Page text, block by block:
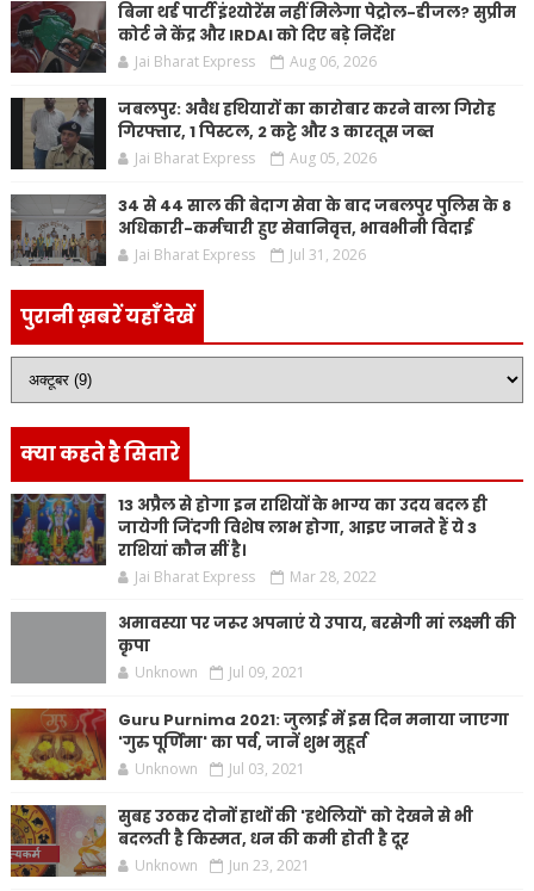
बिना थर्ड पार्टी इंश्योरेंस नहीं मिलेगा पेट्रोल-डीजल? सुप्रीम
कोर्ट ने केंद्र और IRDAI को दिए बड़े निर्देश
Jai Bharat Express Aug 06, 2026
जबलपुर: अवैध हथियारों का कारोबार करने वाला गिरोह
गिरफ्तार, 1 पिस्टल, 2 कट्टे और 3 कारतूस जब्त
Jai Bharat Express Aug 05, 2026
34 से 44 साल की बेदाग सेवा के बाद जबलपुर पुलिस के 8
अधिकारी-कर्मचारी हुए सेवानिवृत्त, भावभीनी विदाई
Jai Bharat Express Jul 31, 2026
पुरानी ख़बरें यहाँ देखें
क्या कहते है सितारे
13 अप्रैल से होगा इन राशियों के भाग्य का उदय बदल ही
जायेगी जिंदगी विशेष लाभ होगा, आइए जानते हैं ये 3
राशियां कौन सीं है।
Jai Bharat Express Mar 28, 2022
अमावस्या पर जरूर अपनाएं ये उपाय, बरसेगी मां लक्ष्मी की
कृपा
Unknown Jul 09, 2021
Guru Purnima 2021: जुलाई में इस दिन मनाया जाएगा
'गुरु पूर्णिमा' का पर्व, जानें शुभ मुहूर्त
Unknown Jul 03, 2021
सुबह उठकर दोनों हाथों की 'हथेलियों' को देखने से भी
बदलती है किस्मत, धन की कमी होती है दूर
Unknown Jun 23, 2021